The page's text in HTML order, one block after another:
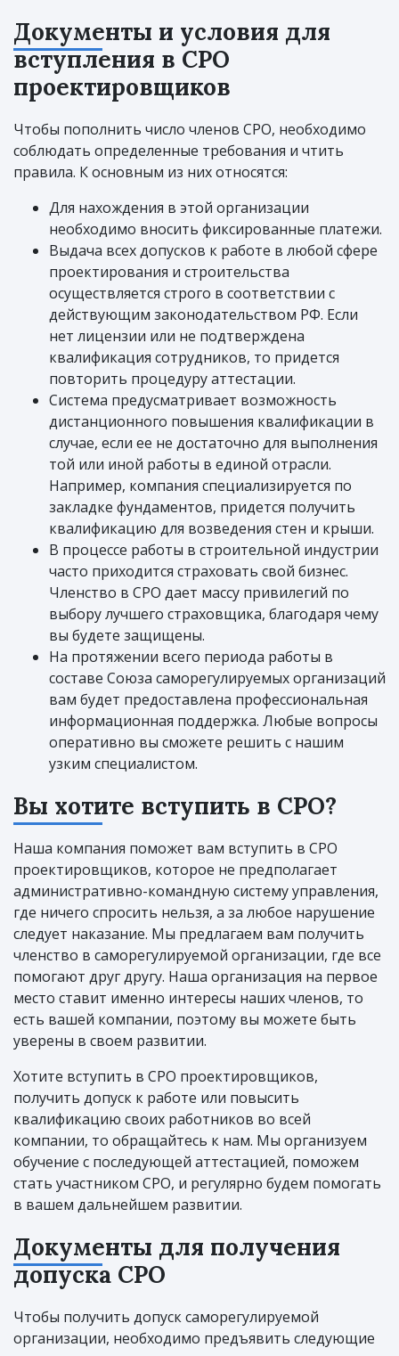
Документы и условия для
вступления в СРО
проектировщиков
Чтобы пополнить число членов СРО, необходимо
соблюдать определенные требования и чтить
правила. К основным из них относятся:
Для нахождения в этой организации
необходимо вносить фиксированные платежи.
Выдача всех допусков к работе в любой сфере
проектирования и строительства
осуществляется строго в соответствии с
действующим законодательством РФ. Если
нет лицензии или не подтверждена
квалификация сотрудников, то придется
повторить процедуру аттестации.
Система предусматривает возможность
дистанционного повышения квалификации в
случае, если ее не достаточно для выполнения
той или иной работы в единой отрасли.
Например, компания специализируется по
закладке фундаментов, придется получить
квалификацию для возведения стен и крыши.
В процессе работы в строительной индустрии
часто приходится страховать свой бизнес.
Членство в СРО дает массу привилегий по
выбору лучшего страховщика, благодаря чему
вы будете защищены.
На протяжении всего периода работы в
составе Союза саморегулируемых организаций
вам будет предоставлена профессиональная
информационная поддержка. Любые вопросы
оперативно вы сможете решить с нашим
узким специалистом.
Вы хотите вступить в СРО?
Наша компания поможет вам вступить в СРО
проектировщиков, которое не предполагает
административно-командную систему управления,
где ничего спросить нельзя, а за любое нарушение
следует наказание. Мы предлагаем вам получить
членство в саморегулируемой организации, где все
помогают друг другу. Наша организация на первое
место ставит именно интересы наших членов, то
есть вашей компании, поэтому вы можете быть
уверены в своем развитии.
Хотите вступить в СРО проектировщиков,
получить допуск к работе или повысить
квалификацию своих работников во всей
компании, то обращайтесь к нам. Мы организуем
обучение с последующей аттестацией, поможем
стать участником СРО, и регулярно будем помогать
в вашем дальнейшем развитии.
Документы для получения
допуска СРО
Чтобы получить допуск саморегулируемой
организации, необходимо предъявить следующие